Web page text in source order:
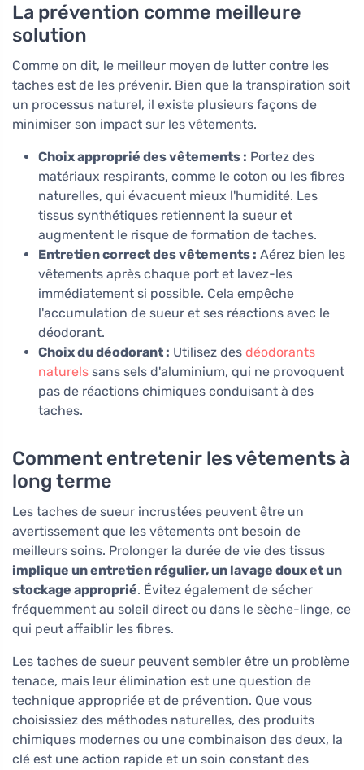
La prévention comme meilleure
solution
Comme on dit, le meilleur moyen de lutter contre les
taches est de les prévenir. Bien que la transpiration soit
un processus naturel, il existe plusieurs façons de
minimiser son impact sur les vêtements.
Choix approprié des vêtements : Portez des
matériaux respirants, comme le coton ou les fibres
naturelles, qui évacuent mieux l'humidité. Les
tissus synthétiques retiennent la sueur et
augmentent le risque de formation de taches.
Entretien correct des vêtements : Aérez bien les
vêtements après chaque port et lavez-les
immédiatement si possible. Cela empêche
l'accumulation de sueur et ses réactions avec le
déodorant.
Choix du déodorant : Utilisez des déodorants
naturels sans sels d'aluminium, qui ne provoquent
pas de réactions chimiques conduisant à des
taches.
Comment entretenir les vêtements à
long terme
Les taches de sueur incrustées peuvent être un
avertissement que les vêtements ont besoin de
meilleurs soins. Prolonger la durée de vie des tissus
implique un entretien régulier, un lavage doux et un
stockage approprié. Évitez également de sécher
fréquemment au soleil direct ou dans le sèche-linge, ce
qui peut affaiblir les fibres.
Les taches de sueur peuvent sembler être un problème
tenace, mais leur élimination est une question de
technique appropriée et de prévention. Que vous
choisissiez des méthodes naturelles, des produits
chimiques modernes ou une combinaison des deux, la
clé est une action rapide et un soin constant des